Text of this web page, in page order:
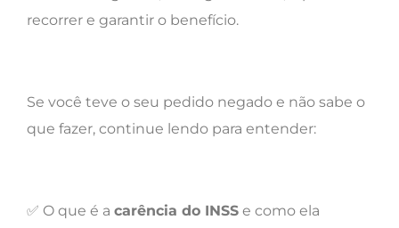
recorrer e garantir o benefício.
Se você teve o seu pedido negado e não sabe o
que fazer, continue lendo para entender:
✅ O que é a carência do INSS e como ela